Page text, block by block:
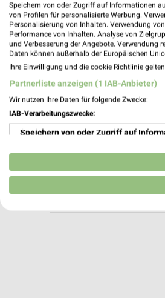
TEDİ
Bahnhofsplatz 3
65189
TEDİ
65189
Speichern von oder Zugriff auf Informationen
von Profilen für personalisierte Werbung.
Personalisierung von Inhalten. Verwendung
Performance von Inhalten. Analyse von
und Verbesserung der Angebote. Verwendung
Daten können außerhalb der Europäischen
Ihre Einwilligung und die cookie Richtlinie
Partnerliste anzeigen (1 IAB-Anbieter)
Wir nutzen Ihre Daten für folgende Zwecke:
IAB-Verarbeitungszwecke:
Speichern von oder Zugriff auf
Verwendung reduzierter Daten zur
Erstellung von Profilen für